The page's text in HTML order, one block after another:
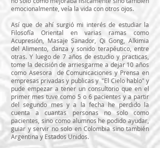
emocionalmente, veía la vida con otros ojos.
Así que de ahí surgió mi interés de estudiar la
Filosofía Oriental en varias ramas como
Acupresión, Masaje Sanador, Qi Gong, Alkimia
del Alimento, danza y sonido terapéutico, entre
otras. Y luego de 7 años de estudio y practicas,
tome la decisión de arriesgarme a dejar 10 años
como Asesora de Comunicaciones y Prensa en
empresas privadas y publicas y "El Cielo hablo" y
pude empezar a tener un consultorio que en el
primer mes tuve como 5 o 6 pacientes y a partir
del segundo mes y a la fecha he perdido la
cuenta a cuantas personas no solo como
pacientes, sino como alumnos he podido ayudar,
guiar y servir no solo en Colombia sino también
Argentina y Estados Unidos.